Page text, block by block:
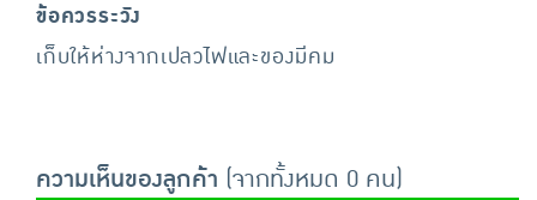
ข้อควรระวัง
เก็บให้ห่างจากเปลวไฟและของมีคม
ความเห็นของลูกค้า (จากทั้งหมด 0 คน)